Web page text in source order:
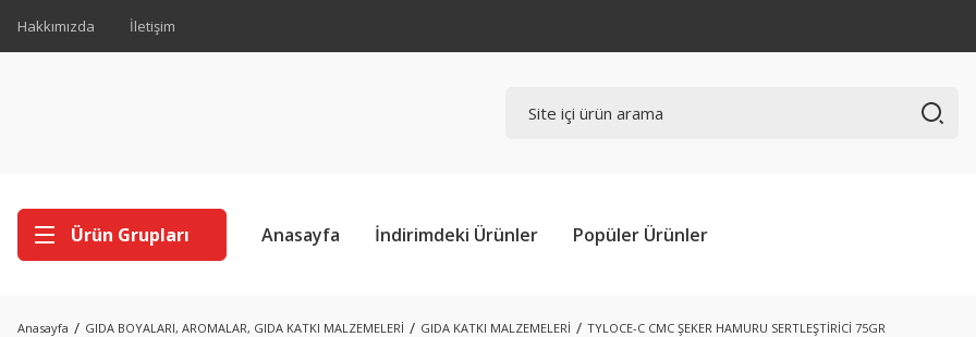
Hakkımızda İletişim
Ürün Grupları Anasayfa İndirimdeki Ürünler Popüler Ürünler
Anasayfa GIDA BOYALARI, AROMALAR, GIDA KATKI MALZEMELERİ GIDA KATKI MALZEMELERİ TYLOCE-C CMC ŞEKER HAMURU SERTLEŞTİRİCİ 75GR